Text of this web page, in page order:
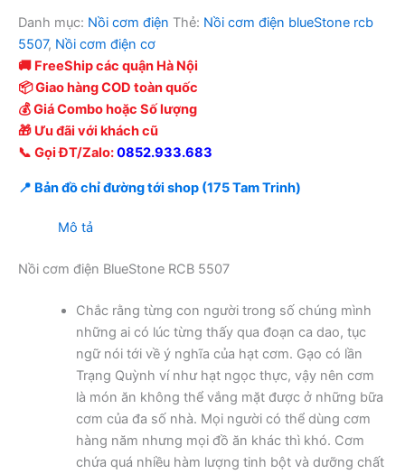
Danh mục: Nồi cơm điện Thẻ: Nồi cơm điện blueStone rcb
5507, Nồi cơm điện cơ
🚚 FreeShip các quận Hà Nội
📦 Giao hàng COD toàn quốc
💰 Giá Combo hoặc Số lượng
🎁 Ưu đãi với khách cũ
📞 Gọi ĐT/Zalo:0852.933.683
📍 Bản đồ chỉ đường tới shop (175 Tam Trinh)
Mô tả
Nồi cơm điện BlueStone RCB 5507
Chắc rằng từng con người trong số chúng mình
những ai có lúc từng thấy qua đoạn ca dao, tục
ngữ nói tới về ý nghĩa của hạt cơm. Gạo có lần
Trạng Quỳnh ví như hạt ngọc thực, vậy nên cơm
là món ăn không thể vắng mặt được ở những bữa
cơm của đa số nhà. Mọi người có thể dùng cơm
hàng năm nhưng mọi đồ ăn khác thì khó. Cơm
chứa quá nhiều hàm lượng tinh bột và dưỡng chất